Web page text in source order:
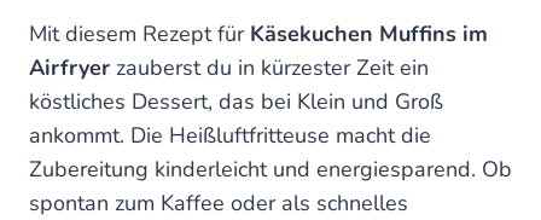
Mit diesem Rezept für Käsekuchen Muffins im
Airfryer zauberst du in kürzester Zeit ein
köstliches Dessert, das bei Klein und Groß
ankommt. Die Heißluftfritteuse macht die
Zubereitung kinderleicht und energiesparend. Ob
spontan zum Kaffee oder als schnelles